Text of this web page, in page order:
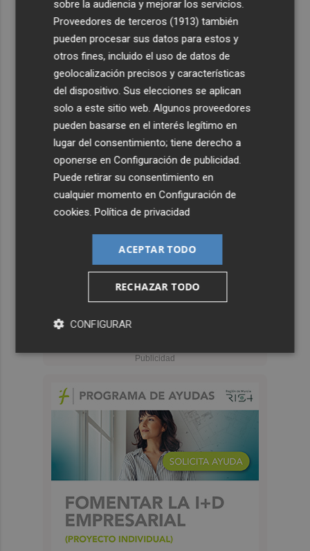
sobre la audiencia y mejorar los servicios.
Proveedores de terceros (1913) también
pueden procesar sus datos para estos y
otros fines, incluido el uso de datos de
geolocalización precisos y características
del dispositivo. Sus elecciones se aplican
solo a este sitio web. Algunos proveedores
pueden basarse en el interés legítimo en
lugar del consentimiento; tiene derecho a
oponerse enConfiguración de publicidad.
Puede retirar su consentimiento en
cualquier momento enConfiguración de
cookies.Política de privacidad
ACEPTAR TODO
RECHAZAR TODO
CONFIGURAR